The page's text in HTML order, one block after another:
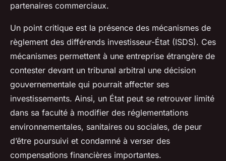
partenaires commerciaux.
Un point critique est la présence des mécanismes de
règlement des différends investisseur-État (ISDS). Ces
mécanismes permettent à une entreprise étrangère de
contester devant un tribunal arbitral une décision
gouvernementale qui pourrait affecter ses
investissements. Ainsi, un État peut se retrouver limité
dans sa faculté à modifier des réglementations
environnementales, sanitaires ou sociales, de peur
d’être poursuivi et condamné à verser des
compensations financières importantes.